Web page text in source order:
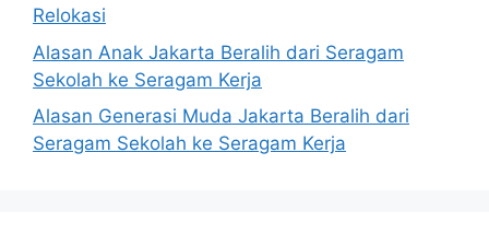
Relokasi
Alasan Anak Jakarta Beralih dari Seragam
Sekolah ke Seragam Kerja
Alasan Generasi Muda Jakarta Beralih dari
Seragam Sekolah ke Seragam Kerja